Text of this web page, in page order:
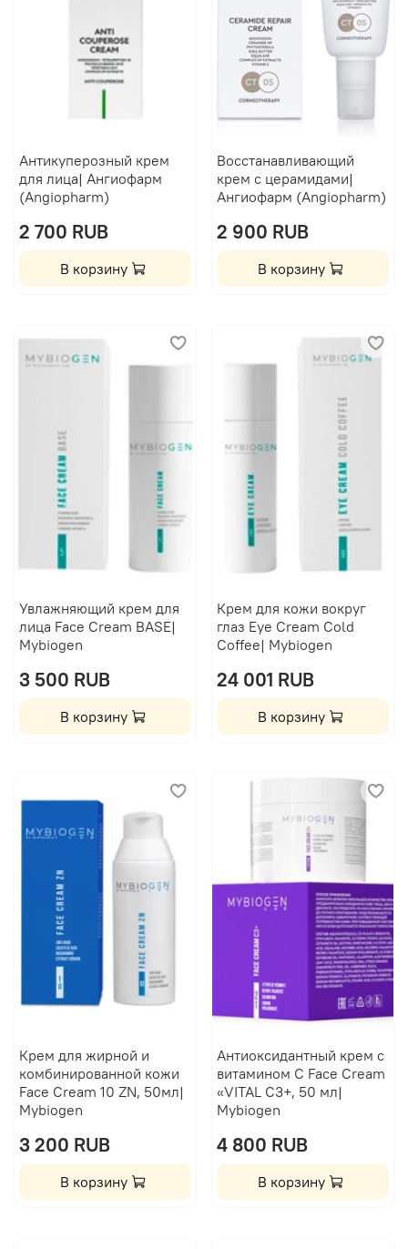
Антикуперозный крем
для лица| Ангиофарм
(Angiopharm)
2 700 RUB
В корзину
Восстанавливающий
крем с церамидами|
Ангиофарм (Angiopharm)
2 900 RUB
В корзину
Увлажняющий крем для
лица Face Cream BASE|
Mybiogen
3 500 RUB
В корзину
Крем для кожи вокруг
глаз Eye Cream Cold
Coffee| Mybiogen
24 001 RUB
В корзину
Крем для жирной и
комбинированной кожи
Face Cream 10 ZN, 50мл|
Mybiogen
3 200 RUB
В корзину
Антиоксидантный крем с
витамином C Face Cream
«VITAL С3+, 50 мл|
Mybiogen
4 800 RUB
В корзину